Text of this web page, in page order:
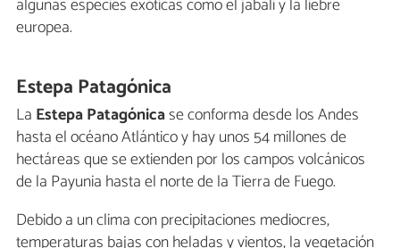
algunas especies exóticas como el jabalí y la liebre
europea.
Estepa Patagónica
La Estepa Patagónicase conforma desde los Andes
hasta el océano Atlántico y hay unos 54 millones de
hectáreas que se extienden por los campos volcánicos
de la Payunia hasta el norte de la Tierra de Fuego.
Debido a un clima con precipitaciones mediocres,
temperaturas bajas con heladas y vientos, la vegetación